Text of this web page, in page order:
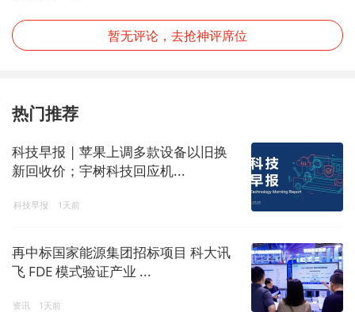
暂无评论，去抢神评席位
热门推荐
科技早报 | 苹果上调多款设备以旧换
新回收价；宇树科技回应机...
科技早报 1天前
再中标国家能源集团招标项目 科大讯
飞 FDE 模式验证产业 ...
资讯 1天前